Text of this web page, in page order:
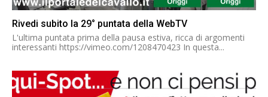
Rivedi subito la 29° puntata della WebTV
L'ultima puntata prima della pausa estiva, ricca di argomenti
interessanti https://vimeo.com/1208470423 In questa...